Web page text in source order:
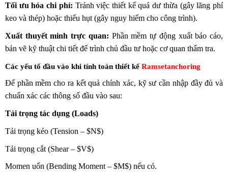
Tối ưu hóa chi phí: Tránh việc thiết kế quá dư thừa (gây lãng phí
keo và thép) hoặc thiếu hụt (gây nguy hiểm cho công trình).
Xuất thuyết minh trực quan: Phần mềm tự động xuất báo cáo,
bản vẽ kỹ thuật chi tiết để trình chủ đầu tư hoặc cơ quan thẩm tra.
Các yếu tố đầu vào khi tính toán thiết kếRamsetanchoring
Để phần mềm cho ra kết quả chính xác, kỹ sư cần nhập đầy đủ và
chuẩn xác các thông số đầu vào sau:
Tải trọng tác dụng (Loads)
Tải trọng kéo (Tension – $N$)
Tải trọng cắt (Shear – $V$)
Momen uốn (Bending Moment – $M$) nếu có.